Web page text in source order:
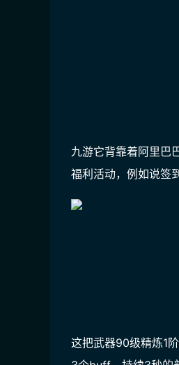
九游它背靠着阿里巴
福利活动，例如说签
这把武器90级精炼1